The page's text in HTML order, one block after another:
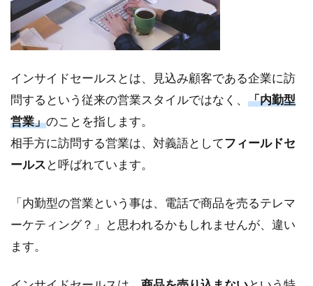
1.1
イン
サイ
ドセ
スが
でき
景
2
イ
サ
イ
ド
セ
ー
インサイドセールスとは、見込み顧客である企業に訪
問するという従来の営業スタイルではなく、 「内勤型
営業」のことを指します。
相手方に訪問する営業は、対義語としてフィールドセ
ールスと呼ばれています。
「内勤型の営業という事は、電話で商品を売るテレマ
ーケティング？」と思われるかもしれませんが、違い
ます。